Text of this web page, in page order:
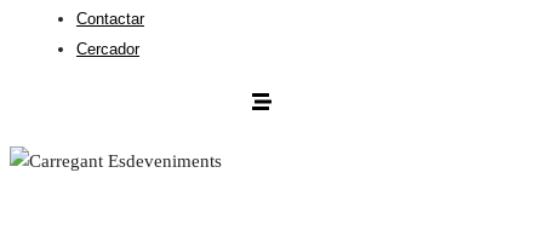
Contactar
Cercador